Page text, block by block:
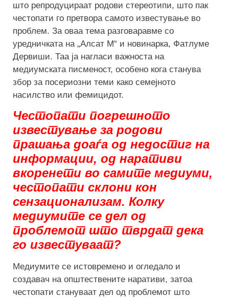
што репродуцираат родови стереотипи, што пак
честопати го претвора самото известување во
проблем. За оваа тема разговаравме со
уредничката на „Алсат М“ и новинарка, Фатлуме
Дервиши. Таа ја нагласи важноста на
медиумската писменост, особено кога станува
збор за посериозни теми како семејното
насилство или фемицидот.
Честопати погрешното
известување за родови
прашања доаѓа од недостиг на
информации, од наративи
вкоренети во самите медиуми,
честопати склони кон
сензационализам. Колку
медиумите се дел од
проблемот што тврдат дека
го известуваат?
Медиумите се истовремено и огледало и
создавач на општествените наративи, затоа
честопати стануваат дел од проблемот што